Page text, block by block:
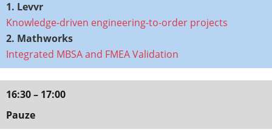
1. Levvr​
Knowledge-driven engineering-to-order projects
2. Mathworks
Integrated MBSA and FMEA Validation
16:30 – 17:00
Pauze